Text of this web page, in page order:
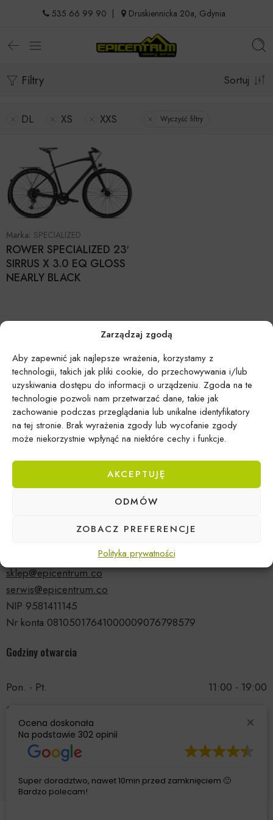
Zarządzaj zgodą
Aby zapewnić jak najlepsze wrażenia, korzystamy z
technologii, takich jak pliki cookie, do przechowywania i/lub
uzyskiwania dostępu do informacji o urządzeniu. Zgoda na te
technologie pozwoli nam przetwarzać dane, takie jak
zachowanie podczas przeglądania lub unikalne identyfikatory
na tej stronie. Brak wyrażenia zgody lub wycofanie zgody
może niekorzystnie wpłynąć na niektóre cechy i funkcje.
AKCEPTUJĘ
ODMÓW
ZOBACZ PREFERENCJE
Polityka prywatności
535 66 99 90 Druskiennicka 20a, Gdynia
Filtry Sortuj
DL XS XXS Wyczyść filtry
Marka: SPECIALIZED
ROWER SPECIALIZED 23′
SIRRUS X 3.0 EQ GLOSS
NEARLY BLACK
Epicentrum Gdynia Wielki Kack
ul. Druskiennicka 20a
sklep@epicentrum.co
serwis@epicentrum.co
NIP 9581411145
Nr konta 08105017641000009076798579
Godziny otwarcia
Pon. - Pt.
11:00 - 19:00
Sobota
Niedziela
Ocena doskonała
Na podstawie 302 opinii
Super doradztwo, nawet 10min przed zamknięciem 🙂
Bardzo polecam!